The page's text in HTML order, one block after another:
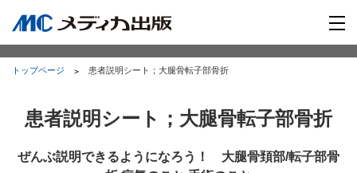
トップページ 患者説明シート；大腿骨転子部骨折
患者説明シート；大腿骨転子部骨折
ぜんぶ説明できるようになろう！ 大腿骨頚部/転子部骨